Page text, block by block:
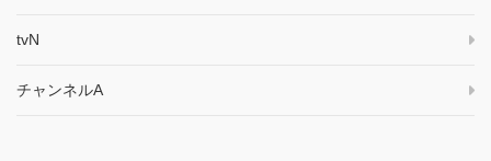
tvN
チャンネルA